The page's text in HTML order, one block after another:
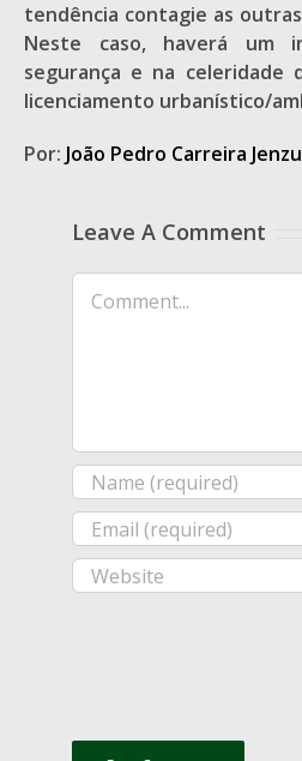
tendência contagie as
Neste caso, haverá um
segurança e na celeridade
licenciamento urbanístico/
Por: João Pedro Carreira
Leave A Comment
Comment